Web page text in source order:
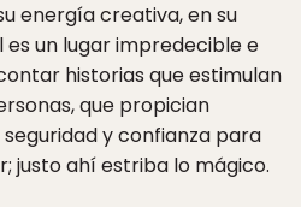
energía creativa, en su
es un lugar impredecible e
historias que estimulan
que propician
y confianza para
justo ahí estriba lo mágico.